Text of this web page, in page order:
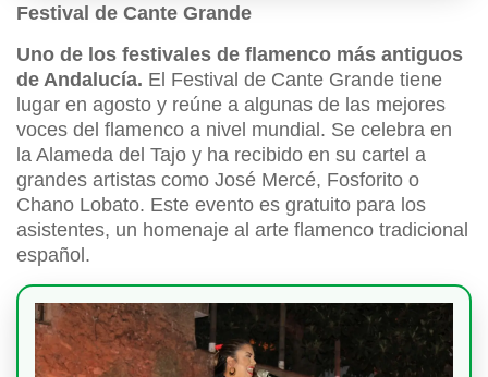
Festival de Cante Grande
Uno de los festivales de flamenco más antiguos
de Andalucía. El Festival de Cante Grande tiene
lugar en agosto y reúne a algunas de las mejores
voces del flamenco a nivel mundial. Se celebra en
la Alameda del Tajo y ha recibido en su cartel a
grandes artistas como José Mercé, Fosforito o
Chano Lobato. Este evento es gratuito para los
asistentes, un homenaje al arte flamenco tradicional
español.